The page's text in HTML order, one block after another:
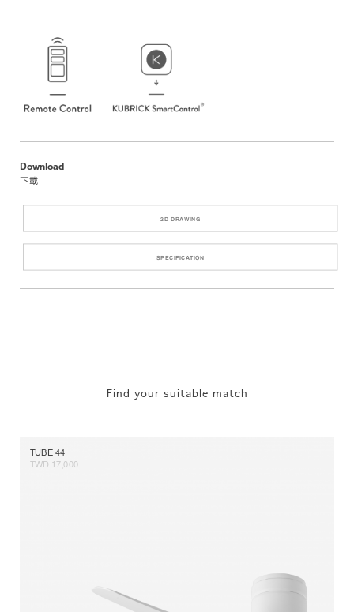
Download
下載
2D DRAWING
SPECIFICATION
Find your suitable match
TUBE 44
TWD 17,000